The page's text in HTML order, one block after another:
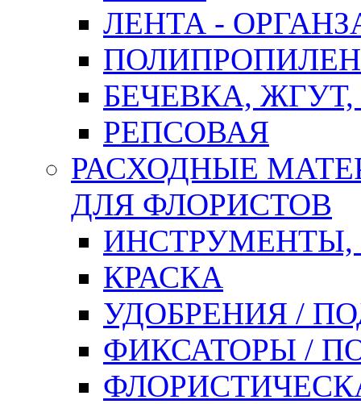
ЛЕНТА -
БЕЧЕВКА,
РЕПСОВАЯ
РАСХОДНЫЕ
ДЛЯ ФЛОРИСТОВ
ИНСТРУМЕНТЫ,
КРАСКА
УДОБРЕНИЯ /
ФИКСАТОРЫ /